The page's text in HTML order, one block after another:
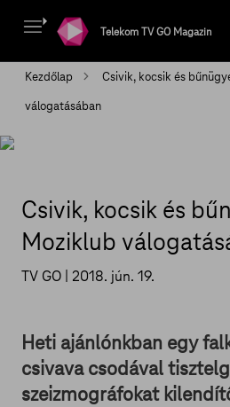
Telekom TV GO Magazin
Kezdőlap
Csivik, kocsik és
válogatásában
Csivik, kocsik és
Moziklub
TV GO | 2018. jún. 19.
Heti ajánlónkban egy
csivava csodával
szeizmográfokat